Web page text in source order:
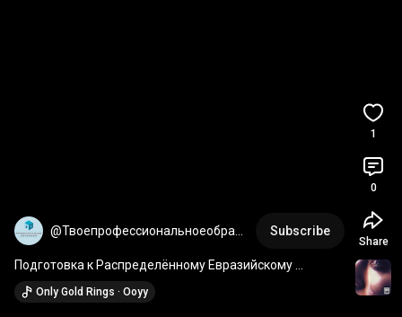
@Твоепрофессиональноеобразо
Subscribe
Подготовка к Распределённому Евразийскому
чемпионату 2022
Only Gold Rings · Ooyy
1
0
Share